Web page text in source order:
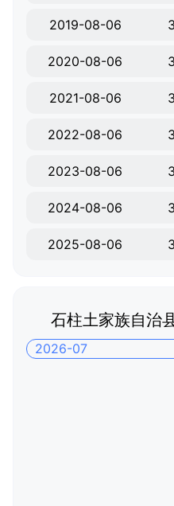
2019-08-06
2020-08-06
2021-08-06
2022-08-06
2023-08-06
2024-08-06
2025-08-06
石柱土家族自治
2026-07